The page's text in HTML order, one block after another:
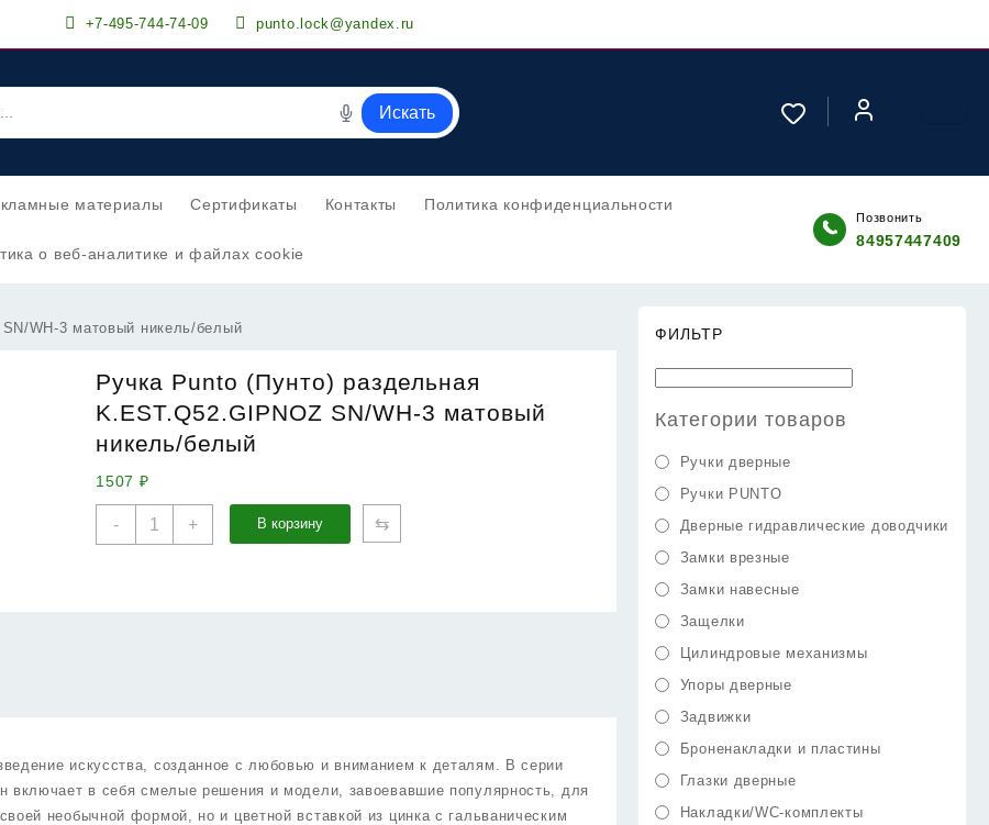
+7-495-744-74-09 punto.lock@yandex.ru
Искать
материалы Сертификаты Контакты Политика конфиденциальности
о веб-аналитике и файлах cookie
Позвонить
84957447409
WH-3 матовый никель/белый
Ручка Punto (Пунто) раздельная
K.EST.Q52.GIPNOZ SN/WH-3 матовый
никель/белый
1507 ₽
-
Количество
белый
+ В корзину ⇆
искусства, созданное с любовью и вниманием к деталям. В серии
включает в себя смелые решения и модели, завоевавшие популярность, для
необычной формой, но и цветной вставкой из цинка с гальваническим
ФИЛЬТР
Категории товаров
Ручки дверные
Ручки PUNTO
Дверные гидравлические доводчики
Замки врезные
Замки навесные
Защелки
Цилиндровые механизмы
Упоры дверные
Задвижки
Броненакладки и пластины
Глазки дверные
Накладки/WC-комплекты